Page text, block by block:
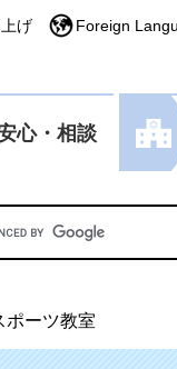
げ Foreign
心・相談
カスタム検索
ポーツ教室